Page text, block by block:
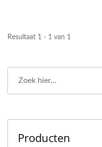
Resultaat 1 - 1 van 1
Producten